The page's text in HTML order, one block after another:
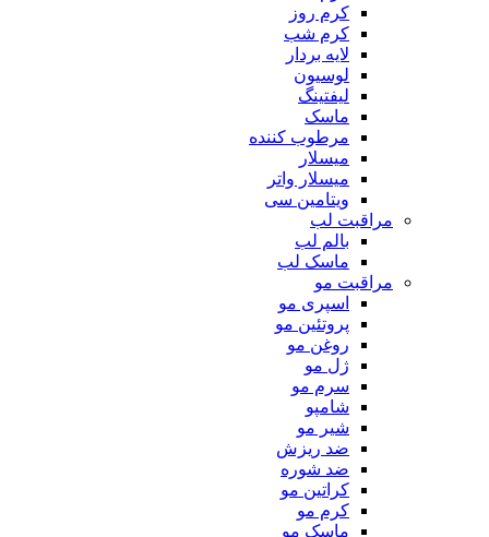
کرم روز
کرم شب
لایه بردار
لوسیون
لیفتینگ
ماسک
مرطوب کننده
میسلار
میسلار واتر
ویتامین سی
مراقبت لب
بالم لب
ماسک لب
مراقبت مو
اسپری مو
پروتئین مو
روغن مو
ژل مو
سرم مو
شامپو
شیر مو
ضد ریزش
ضد شوره
کراتین مو
کرم مو
ماسک مو